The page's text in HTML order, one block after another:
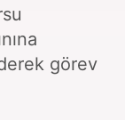
görev